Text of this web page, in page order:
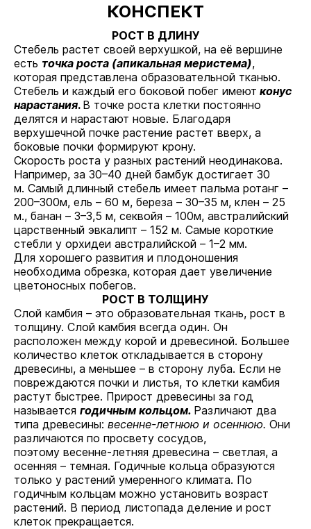
КОНСПЕКТ
РОСТ В ДЛИНУ
Стебель растет своей верхушкой, на её вершине
есть точка роста (апикальная меристема),
которая представлена образовательной тканью.
Стебель и каждый его боковой побег имеют конус
нарастания. В точке роста клетки постоянно
делятся и нарастают новые. Благодаря
верхушечной почке растение растет вверх, а
боковые почки формируют крону.
Скорость роста у разных растений неодинакова.
Например, за 30–40 дней бамбук достигает 30
м. Самый длинный стебель имеет пальма ротанг –
200–300м, ель – 60 м, береза – 30–35 м, клен – 25
м., банан – 3–3,5 м, секвойя – 100м, австралийский
царственный эвкалипт – 152 м. Самые короткие
стебли у орхидеи австралийской – 1–2 мм.
Для хорошего развития и плодоношения
необходима обрезка, которая дает увеличение
цветоносных побегов.
РОСТ В ТОЛЩИНУ
Слой камбия – это образовательная ткань, рост в
толщину. Слой камбия всегда один. Он
расположен между корой и древесиной. Большее
количество клеток откладывается в сторону
древесины, а меньшее – в сторону луба. Если не
повреждаются почки и листья, то клетки камбия
растут быстрее. Прирост древесины за год
называется годичным кольцом. Различают два
типа древесины: весенне-летнюю и осеннюю. Они
различаются по просвету сосудов,
поэтому весенне-летняя древесина – светлая, а
осенняя – темная. Годичные кольца образуются
только у растений умеренного климата. По
годичным кольцам можно установить возраст
растений. В период листопада деление и рост
клеток прекращается.